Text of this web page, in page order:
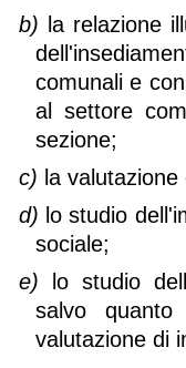
b) la relazione
comunali e
al settore
sezione;
c) la
d) lo studio
sociale;
e)
lo studio
salvo
valutazione di